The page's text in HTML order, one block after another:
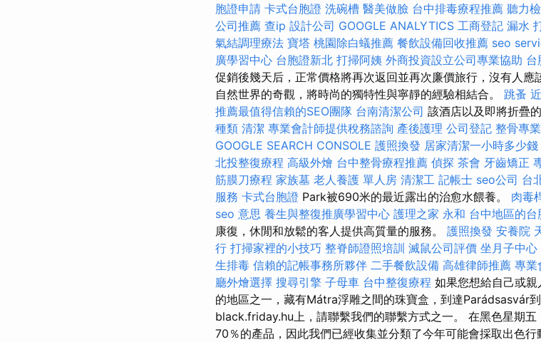
胞證申請 卡式台胞證 洗碗槽 醫美做臉 台中排毒療程推薦 聽力
公司推薦 查ip 設計公司 GOOGLE ANALYTICS 工商登記 漏水
氣結調理療法 寶塔 桃園除白蟻推薦 餐飲設備回收推薦 seo
廣學習中心 台胞證新北 打掃阿姨 外商投資設立公司專業協助 台
促銷後幾天后，正常價格將再次返回並再次廉價旅行，沒有人
自然世界的奇觀，將時尚的獨特性與寧靜的經驗相結合。 跳蚤
推薦最值得信賴的SEO團隊 台南清潔公司 該酒店以及即將折疊
種類 清潔 專業會計師提供稅務諮詢 產後護理 公司登記 整骨專
GOOGLE SEARCH CONSOLE 護照換發 居家清潔一小時多少錢
北投整復療程 高級外燴 台中整骨療程推薦 偵探 茶會 牙齒矯正
筋膜刀療程 家族墓 老人養護 單人房 清潔工 記帳士 seo公司 台
服務 卡式台胞證 Park被690米的最近露出的治愈水餵養。 肉毒
seo 意思 養生與整復推廣學習中心 護理之家 永和 台中地區的台
康復，休閒和放鬆的客人提供高質量的服務。 護照換發 安養院
行 打掃家裡的小技巧 整脊師證照培訓 滅鼠公司評價 坐月子中心
生排毒 信賴的記帳事務所夥伴 二手餐飲設備 高雄律師推薦 專業
廳外燴選擇 搜尋引擎 子母車 台中整復療程 如果您想給自己或
的地區之一，藏有Mátra浮雕之間的珠寶盒，到達Parádsasvár
black.friday.hu上，請聯繫我們的聯繫方式之一。 在黑色星期
70％的產品，因此我們已經收集並分類了今年可能會採取出色